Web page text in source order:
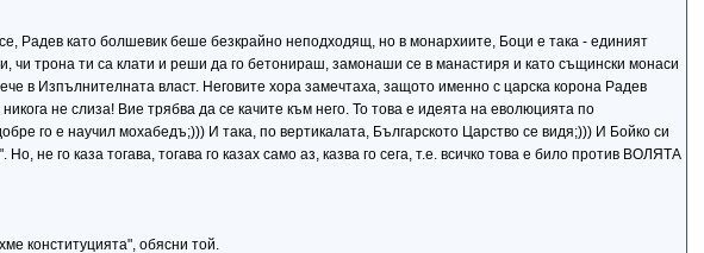
Радев като болшевик беше безкрайно неподходящ, но в монархиите, Боци е така - единият
чи трона ти са клати и реши да го бетонираш, замонаши се в манастиря и като същински монаси
в Изпълнителната власт. Неговите хора замечтаха, защото именно с царска корона Радев
не слиза! Вие трябва да се качите към него. То това е идеята на еволюцията по
го е научил мохабедъ;))) И така, по вертикалата, Българското Царство се видя;))) И Бойко си
го каза тогава, тогава го казах само аз, казва го сега, т.е. всичко това е било против ВОЛЯТА
конституцията", обясни той.